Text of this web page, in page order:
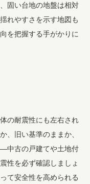
固い台地の地盤は相対
れやすさを示す地図も
を把握する手がかりに
の耐震性にも左右され
、旧い基準のままか、
中古の戸建てや土地付
性を必ず確認しましょ
て安全性を高められる